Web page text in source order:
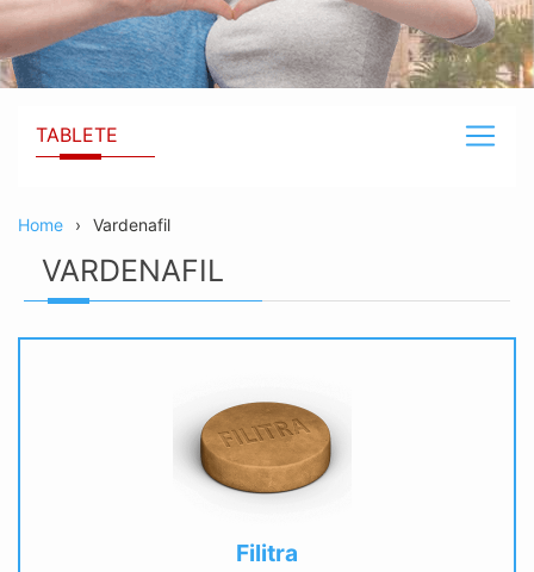
TABLETE
Home Vardenafil
VARDENAFIL
Filitra